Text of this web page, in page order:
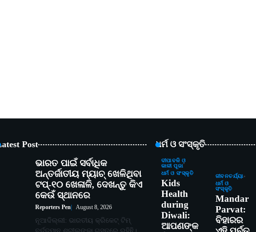
Post
ଭାରତ ପାଇଁ ସର୍ବାଧିକ
ଅନ୍ତର୍ଜାତୀୟ ମ୍ୟାଚ୍ ଖେଳିଥିବା
ଟପ୍-୧୦ ଖେଳାଳି, ଦେଖନ୍ତୁ କିଏ
କେଉଁ ସ୍ଥାନରେ
Reporters Pen August 8, 2026
ନୂଆଦିଲ୍ଲୀ: ଭାରତୀୟ କ୍ରିକେଟ୍ ଟିମ୍
ଧର୍ମ ଓ ସଂସ୍କୃତି
ଦୀପାବଳି ଓ
କାଳୀ ପୂଜା
ଧର୍ମ ଓ ସଂସ୍କୃତି
Kids
Health
during
Diwali:
ଆପଣଙ୍କ
ଜୀବନଚର୍ଯ୍ୟା
ଧର୍ମ ଓ
ସଂସ୍କୃତି
Mandar
Parvat:
ବିହାରର